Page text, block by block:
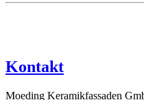
Kontakt
Moeding Keramikfassaden